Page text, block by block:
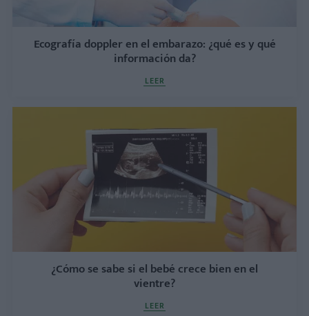
Ecografía doppler en el embarazo: ¿qué es y qué
información da?
LEER
¿Cómo se sabe si el bebé crece bien en el
vientre?
LEER